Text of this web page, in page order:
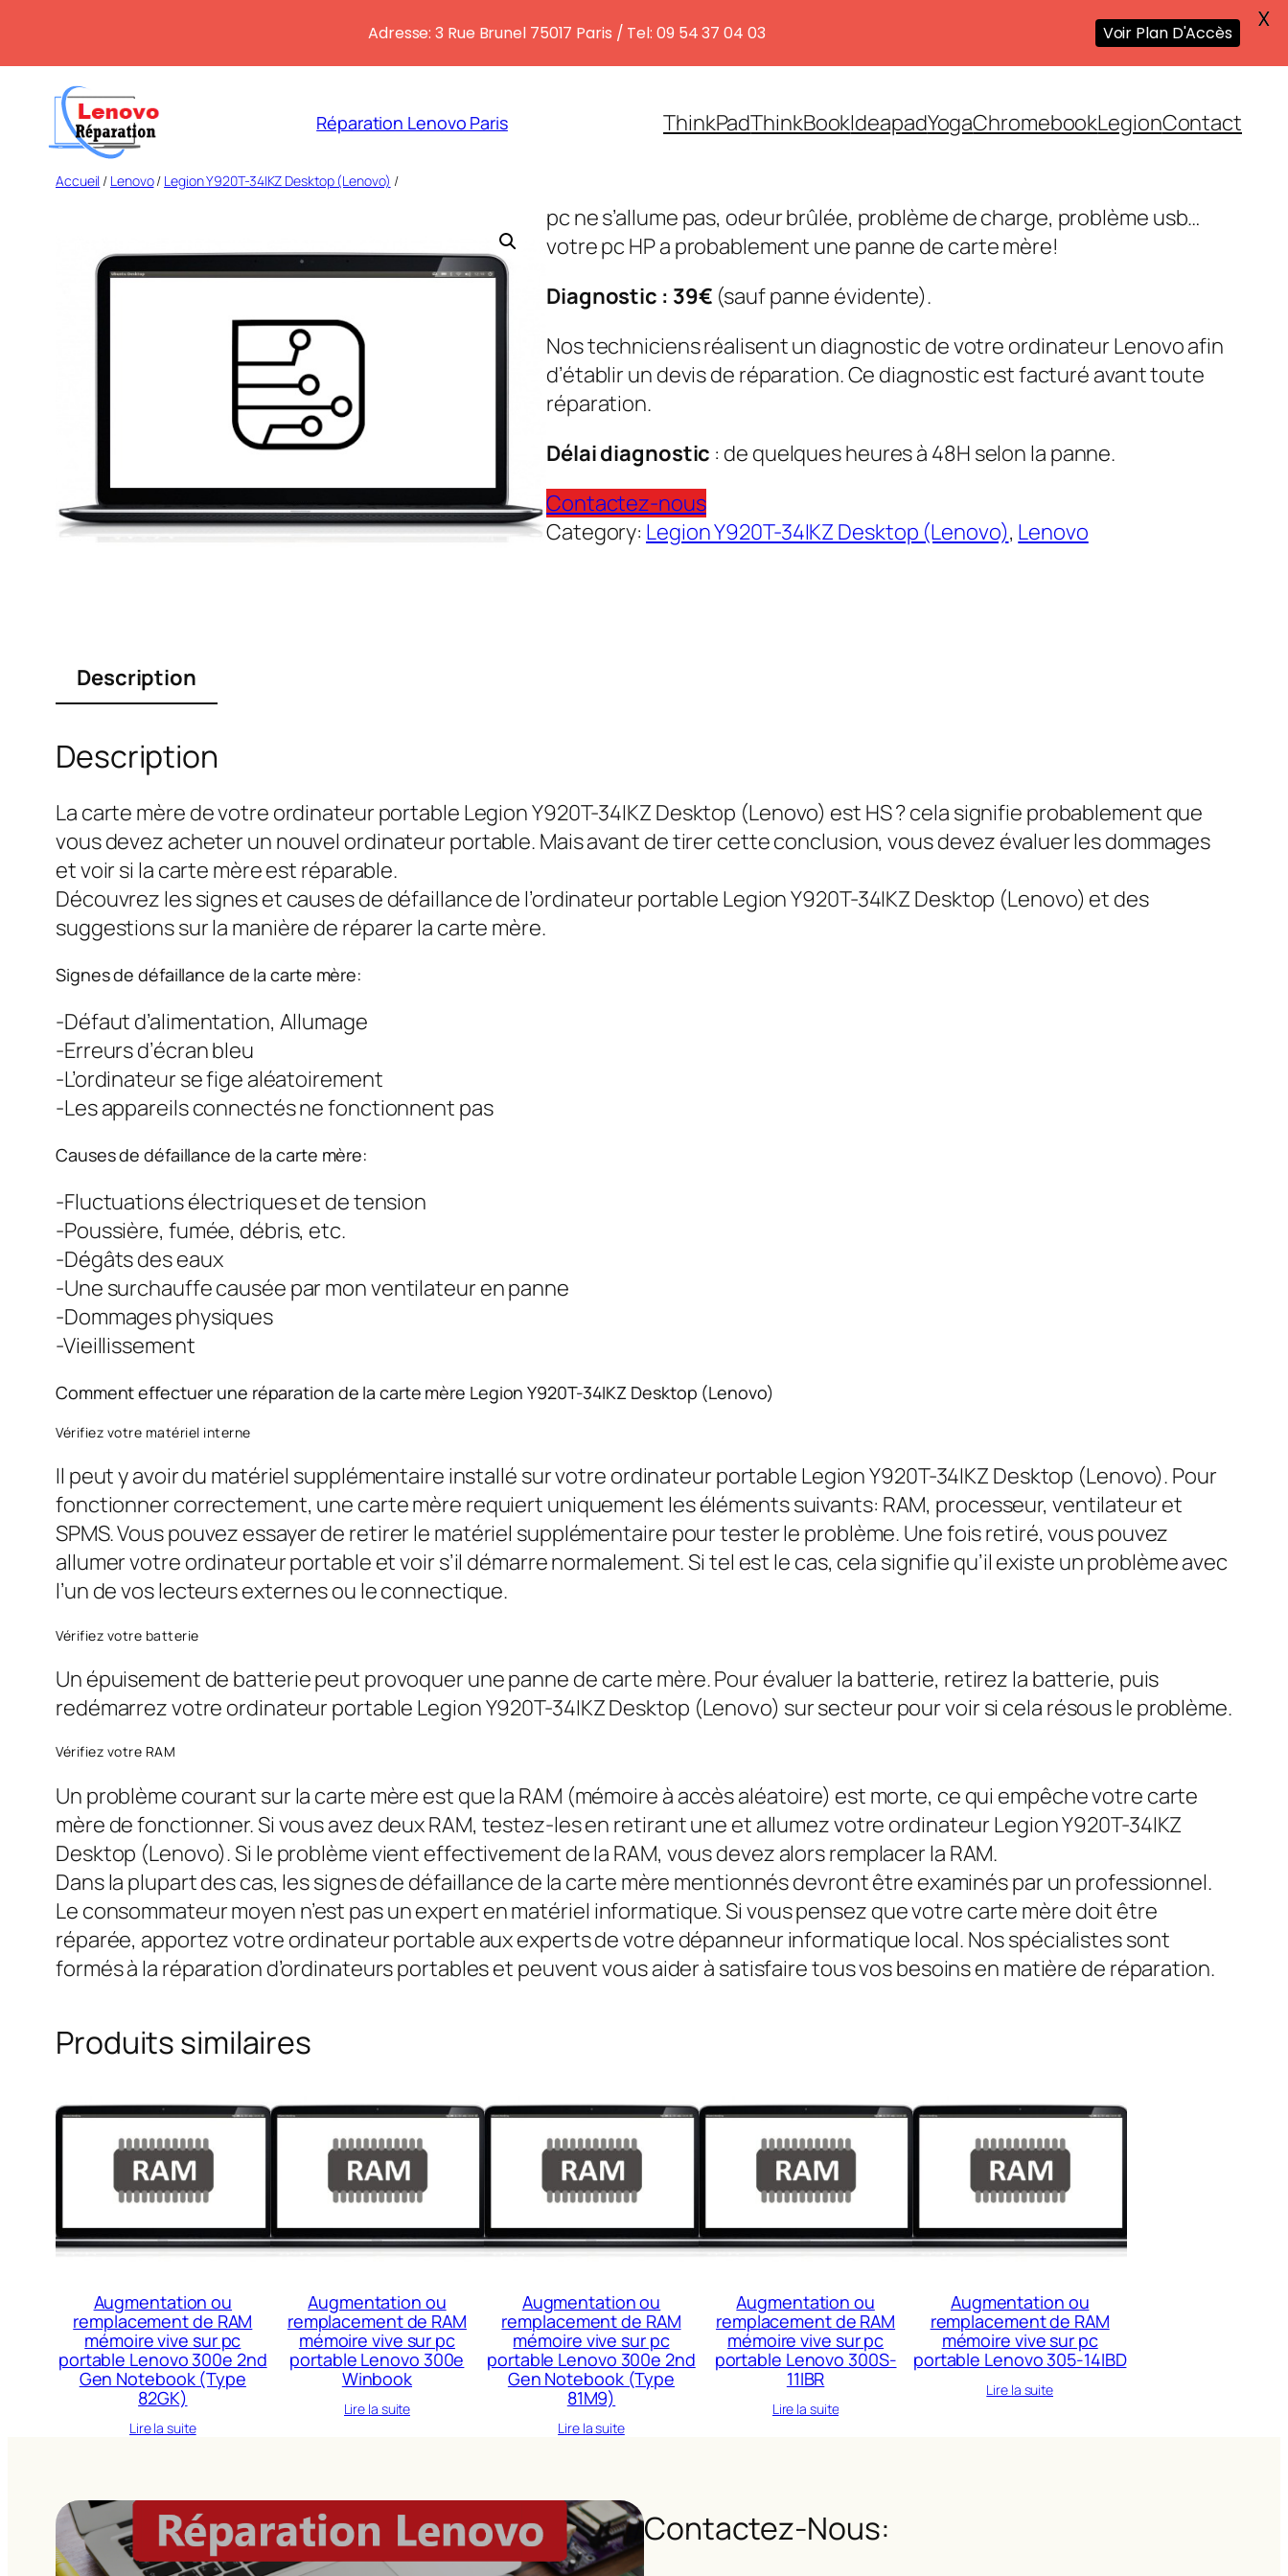
contenu
Réparation Lenovo Paris ThinkPadThinkBookIdeapadYogaChromebookLegionContact
Accueil / Lenovo/ Legion Y920T-34IKZ Desktop (Lenovo) /
pc ne s’allume pas, odeur brûlée, problème de charge, problème usb…
votre pc HP a probablement une panne de carte mère!
Diagnostic : 39€ (sauf panne évidente).
Nos techniciens réalisent un diagnostic de votre ordinateur Lenovo afin
d’établir un devis de réparation. Ce diagnostic est facturé avant toute
réparation.
Délai diagnostic : de quelques heures à 48H selon la panne.
Contactez-nous
Category: Legion Y920T-34IKZ Desktop (Lenovo), Lenovo
Description
Description
La carte mère de votre ordinateur portable Legion Y920T-34IKZ Desktop (Lenovo) est HS ? cela signifie probablement que
vous devez acheter un nouvel ordinateur portable. Mais avant de tirer cette conclusion, vous devez évaluer les dommages
et voir si la carte mère est réparable.
Découvrez les signes et causes de défaillance de l’ordinateur portable Legion Y920T-34IKZ Desktop (Lenovo) et des
suggestions sur la manière de réparer la carte mère.
Signes de défaillance de la carte mère:
-Défaut d’alimentation, Allumage
-Erreurs d’écran bleu
-L’ordinateur se fige aléatoirement
-Les appareils connectés ne fonctionnent pas
Causes de défaillance de la carte mère:
-Fluctuations électriques et de tension
-Poussière, fumée, débris, etc.
-Dégâts des eaux
-Une surchauffe causée par mon ventilateur en panne
-Dommages physiques
-Vieillissement
Comment effectuer une réparation de la carte mère Legion Y920T-34IKZ Desktop (Lenovo)
Vérifiez votre matériel interne
Il peut y avoir du matériel supplémentaire installé sur votre ordinateur portable Legion Y920T-34IKZ Desktop (Lenovo). Pour
fonctionner correctement, une carte mère requiert uniquement les éléments suivants: RAM, processeur, ventilateur et
SPMS. Vous pouvez essayer de retirer le matériel supplémentaire pour tester le problème. Une fois retiré, vous pouvez
allumer votre ordinateur portable et voir s’il démarre normalement. Si tel est le cas, cela signifie qu’il existe un problème avec
l’un de vos lecteurs externes ou le connectique.
Vérifiez votre batterie
Un épuisement de batterie peut provoquer une panne de carte mère. Pour évaluer la batterie, retirez la batterie, puis
redémarrez votre ordinateur portable Legion Y920T-34IKZ Desktop (Lenovo) sur secteur pour voir si cela résous le problème.
Vérifiez votre RAM
Un problème courant sur la carte mère est que la RAM (mémoire à accès aléatoire) est morte, ce qui empêche votre carte
mère de fonctionner. Si vous avez deux RAM, testez-les en retirant une et allumez votre ordinateur Legion Y920T-34IKZ
Desktop (Lenovo). Si le problème vient effectivement de la RAM, vous devez alors remplacer la RAM.
Dans la plupart des cas, les signes de défaillance de la carte mère mentionnés devront être examinés par un professionnel.
Le consommateur moyen n’est pas un expert en matériel informatique. Si vous pensez que votre carte mère doit être
réparée, apportez votre ordinateur portable aux experts de votre dépanneur informatique local. Nos spécialistes sont
formés à la réparation d’ordinateurs portables et peuvent vous aider à satisfaire tous vos besoins en matière de réparation.
Produits similaires
Augmentation ou
remplacement de RAM
mémoire vive sur pc
portable Lenovo 300e 2nd
Gen Notebook (Type
82GK)
Lire la suite
Augmentation ou
remplacement de RAM
mémoire vive sur pc
portable Lenovo 300e
Winbook
Lire la suite
Augmentation ou
remplacement de RAM
mémoire vive sur pc
portable Lenovo 300e 2nd
Gen Notebook (Type
81M9)
Lire la suite
Augmentation ou
remplacement de RAM
mémoire vive sur pc
portable Lenovo 300S-
11IBR
Lire la suite
Augmentation ou
remplacement de RAM
mémoire vive sur pc
portable Lenovo 305-14IBD
Lire la suite
Contactez-Nous:
Adresse: 3 Rue Brunel 75017 Paris / Tel: 09 54 37 04 03 Voir Plan D'Accès X